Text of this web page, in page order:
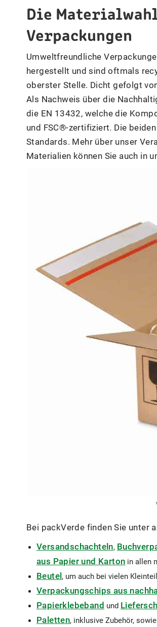
Die
Verpackungen
Umweltfreundliche
hergestellt und sind oftmals
oberster Stelle. Dicht gefolgt
Als Nachweis über die
die EN 13432, welche die
und FSC®-zertifiziert. Die
Standards. Mehr über unser
Materialien können Sie auch in
Bei packVerde finden Sie unter
Versandschachteln,
aus Papier und Karton in allen
Beutel , um auch bei vielen
Verpackungschips aus
Papierklebeband und
Paletten, inklusive Zubehör, sowie